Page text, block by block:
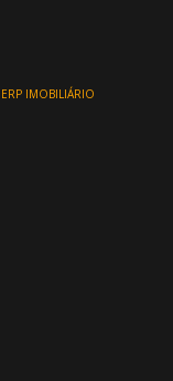
IMOBILIÁRIO